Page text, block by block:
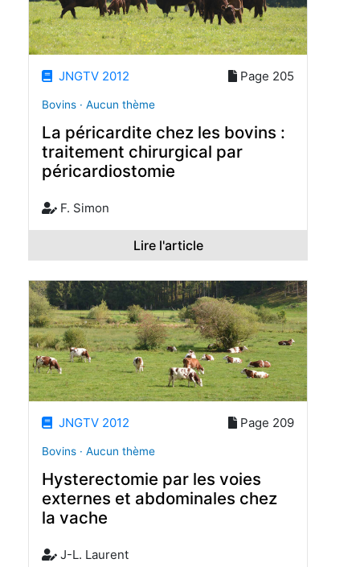
JNGTV 2012 Page 205
Bovins · Aucun thème
La péricardite chez les bovins :
traitement chirurgical par
péricardiostomie
F. Simon
Lire l'article
JNGTV 2012 Page 209
Bovins · Aucun thème
Hysterectomie par les voies
externes et abdominales chez
la vache
J-L. Laurent